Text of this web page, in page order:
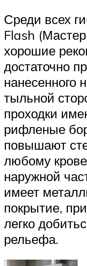
Среди всех
Flash
хорошие
достаточно
нанесенного
тыльной
проходки
рифленые
повышают
любому
наружной
имеет
покрытие,
легко
рельефа.